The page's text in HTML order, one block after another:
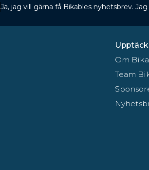
Ja, jag vill gärna få Bikables nyhetsbrev.
Om
Team